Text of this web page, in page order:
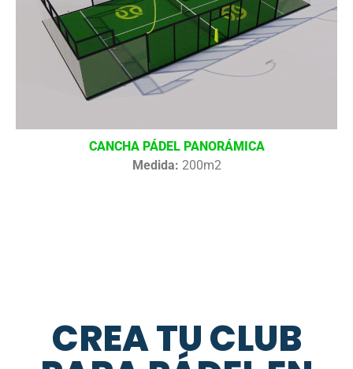
CANCHA PÁDEL PANORÁMICA
Medida: 200m2
CREA TU CLUB